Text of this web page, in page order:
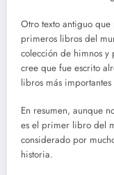
Otro texto antiguo
primeros libros del
colección de himnos y
cree que fue escrito
libros más
En resumen, aunque
es el primer libro del
considerado por
historia.